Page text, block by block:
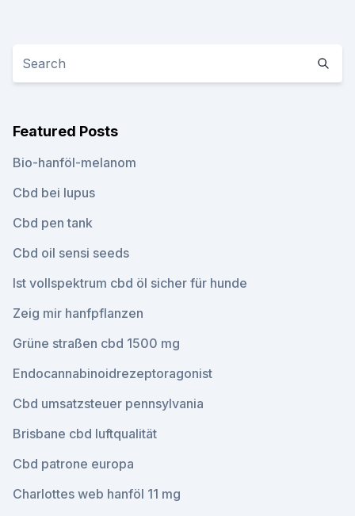
Featured Posts
Bio-hanföl-melanom
Cbd bei lupus
Cbd pen tank
Cbd oil sensi seeds
Ist vollspektrum cbd öl sicher für hunde
Zeig mir hanfpflanzen
Grüne straßen cbd 1500 mg
Endocannabinoidrezeptoragonist
Cbd umsatzsteuer pennsylvania
Brisbane cbd luftqualität
Cbd patrone europa
Charlottes web hanföl 11 mg